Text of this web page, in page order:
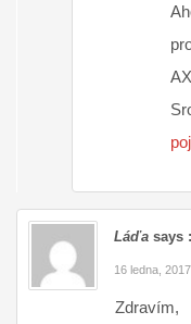
Láďa says :
16 ledna,
Zdravím,